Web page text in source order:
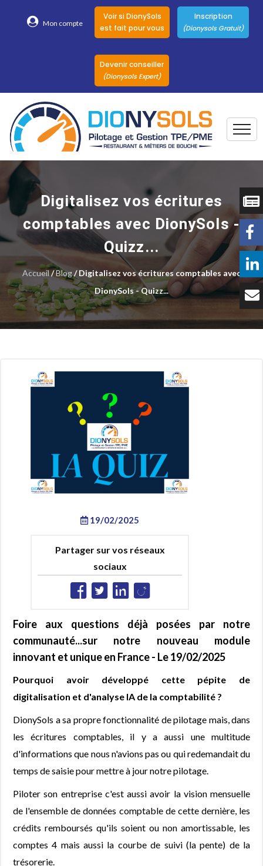
Mon compte
Voir si DionySols
est fait pour vous
Inscription
(Dionysols Gratuit)
Devenir conseiller
(Dionysols Expert)
Nos conseillers
DionySols
Nos versions
Nos autres
Solutions
Témoignages
Tarifs
Digitalisez vos écritures
comptables avec DionySols -
Quizz...
Accueil/Blog/ Digitalisez vos écritures comptables avec
DionySols - Quizz...
19/02/2025
Partager sur vos réseaux
sociaux
Foire aux questions déjà posées par notre
communauté...sur notre nouveau module
innovant et unique en France - Le 19/02/2025
Pourquoi avoir développé cette pépite de
digitalisation et d'analyse IA de la comptabilité ?
DionySols a sa propre fonctionnalité de pilotage mais, dans
les écritures comptables, il y a aussi une multitude
d'informations que nous n'avions pas ou qui redemandait du
temps de saisie pour mettre à jour notre pilotage.
Piloter son entreprise c'est aussi avoir la vision mensuelle
de l'ensemble de données comptable de cette dernière, les
crédits remboursés qu'ils soient ou non amortissable, les
comptes 4 mais aussi la courbe de suivi (la pente) de la
trésorerie.